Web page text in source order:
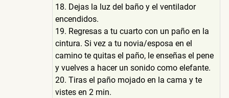
18. Dejas la luz del baño y el ventilador
encendidos.
19. Regresas a tu cuarto con un paño en la
cintura. Si vez a tu novia/esposa en el
camino te quitas el paño, le enseñas el pene
y vuelves a hacer un sonido como elefante.
20. Tiras el paño mojado en la cama y te
vistes en 2 min.